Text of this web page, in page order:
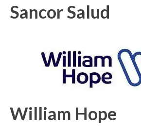
Sancor Salud
William Hope